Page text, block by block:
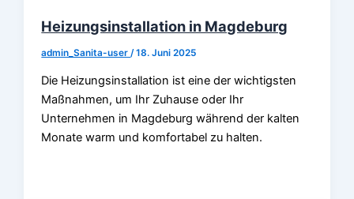
Heizungsinstallation in Magdeburg
admin_Sanita-user/18. Juni 2025
Die Heizungsinstallation ist eine der wichtigsten
Maßnahmen, um Ihr Zuhause oder Ihr
Unternehmen in Magdeburg während der kalten
Monate warm und komfortabel zu halten.